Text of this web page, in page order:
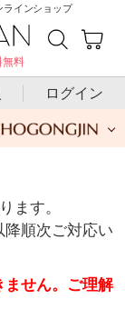
ラインショップ
無料
ログイン
ます。
順次ご対応い
ません。ご理解